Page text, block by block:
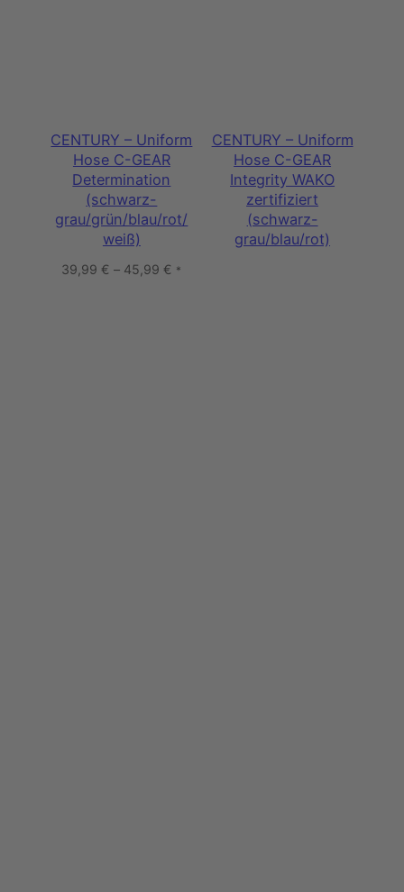
CENTURY – Uniform
Hose C-GEAR
Determination
(schwarz-
grau/grün/blau/rot/
weiß)
39,99 € – 45,99 € *
CENTURY – Uniform
Hose C-GEAR
Integrity WAKO
zertifiziert
(schwarz-
grau/blau/rot)